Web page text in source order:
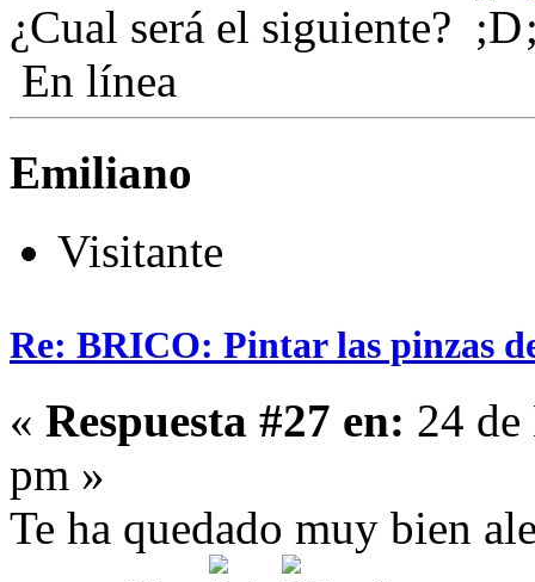
¿Cual será el siguiente?
En línea
Emiliano
Visitante
Re: BRICO: Pintar las pinzas
« Respuesta #27 en: 24
pm »
Te ha quedado muy bien